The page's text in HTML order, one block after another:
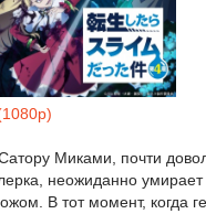
Миками, почти
неожиданно умирает
В тот момент, когда